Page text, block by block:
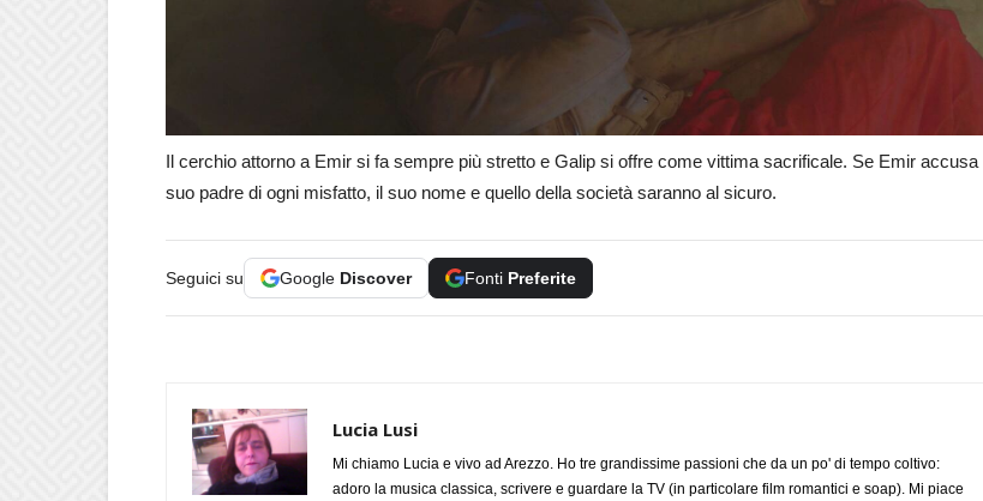
Il cerchio attorno a Emir si fa sempre più stretto e Galip si offre come vittima sacrificale. Se Emir accusa
suo padre di ogni misfatto, il suo nome e quello della società saranno al sicuro.
Seguici su Google Discover Fonti Preferite
Lucia Lusi
Mi chiamo Lucia e vivo ad Arezzo. Ho tre grandissime passioni che da un po' di tempo coltivo:
adoro la musica classica, scrivere e guardare la TV (in particolare film romantici e soap). Mi piace